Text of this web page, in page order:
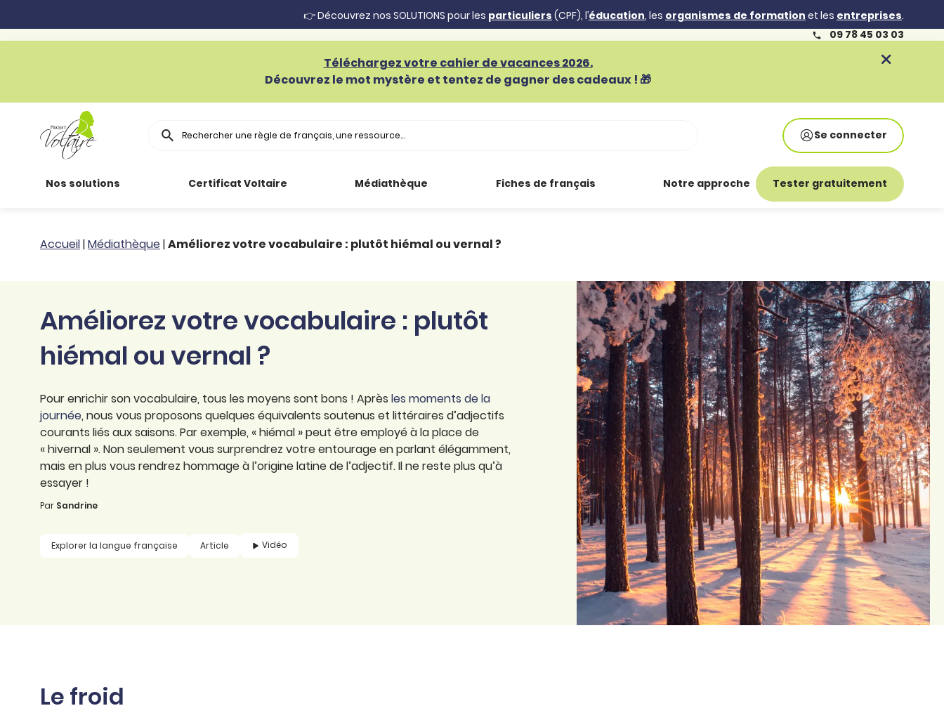
👉 Découvrez nos SOLUTIONS pour les particuliers (CPF), l’éducation, les organismes de formation et les entreprises.
09 78 45 03 03
Téléchargez votre cahier de vacances 2026.
Découvrez le mot mystère et tentez de gagner des cadeaux ! 🎁
Rechercher Se connecter
Nos solutions
Particuliers
Secteur public
Certifier ses compétences
Évaluer le niveau de ses
salariés
Certificat Voltaire Médiathèque
Toutes nos
professionnel
Animer une classe
Accompagner ses
salariés
Explorer la langue
française
Découvrir nos
Témoignages
Fiches de français
Conjugaison
d’orthographe
Syntaxe
Notre approche Tester gratuitement
Accueil|Médiathèque|Améliorez votre vocabulaire : plutôt hiémal ou vernal ?
Améliorez votre vocabulaire : plutôt
hiémal ou vernal ?
Pour enrichir son vocabulaire, tous les moyens sont bons ! Après les moments de la
journée, nous vous proposons quelques équivalents soutenus et littéraires d’adjectifs
courants liés aux saisons. Par exemple, « hiémal » peut être employé à la place de
« hivernal ». Non seulement vous surprendrez votre entourage en parlant élégamment,
mais en plus vous rendrez hommage à l’origine latine de l’adjectif. Il ne reste plus qu’à
essayer !
Par Sandrine
Explorer la langue française Article Vidéo
Le froid